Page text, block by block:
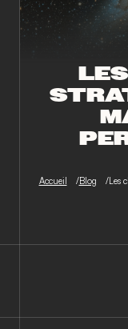
Accueil Blog Les